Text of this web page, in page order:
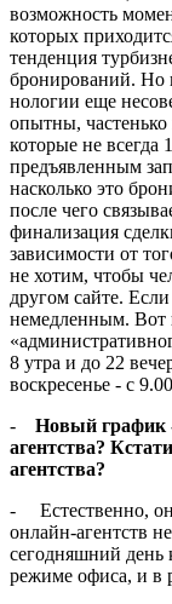
возможность
которых
тенденция
бронирований. Но
нологии еще
опытны, частенько
которые не всегда
предъявленным
насколь­ко это
после чего
финализация
за­висимости от
не хотим, чтобы
другом сайте.
немедленным. Вот
8 утра и до 22
воскресенье - с
- Новый график -
агентства?
агентства?
- Естественно,
онлайн-агентств
сегодняшний день
режиме офиса, и в